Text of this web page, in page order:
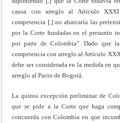
causa con arreglo al Artículo
competencia [.] no abarcaría las
por la Corte fundadas en el presunto
por parte de Colombia”. Dado que
competencia con arreglo al Artículo
debe ser considerada en la medida en
arreglo al Pacto de Bogotá.
La quinta excepción preliminar de
que se pide a la Corte que haga
concuerda con Colombia en que